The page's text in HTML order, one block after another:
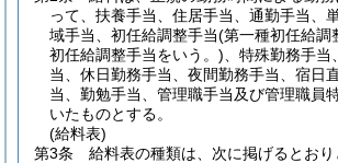
って、扶養手当、住居手当、通勤手当、
域手当、初任給調整手当(第一種初任給調
初任給調整手当をいう。) 、特殊勤務手
当、休日勤務手当、夜間勤務手当、宿日
当、勤勉手当、管理職手当及び管理職員
いたものとする。
(給料表)
第3条
給料表の種類は、次に掲げるとお